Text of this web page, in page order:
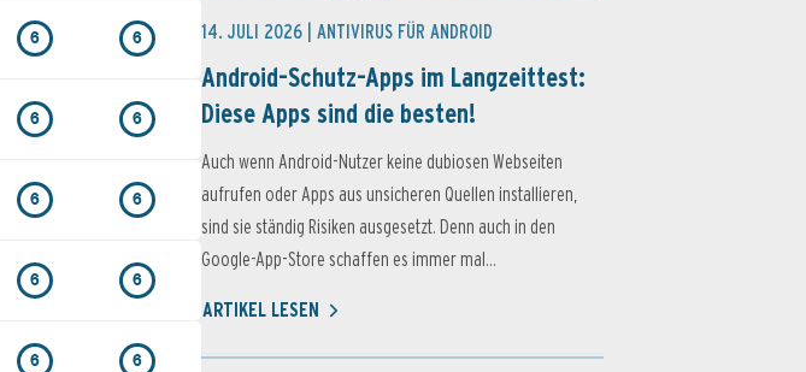
6 6
6 6
6 6
6 6
6 6
14. JULI 2026 | ANTIVIRUS FÜR ANDROID
Android-Schutz-Apps im Langzeittest:
Diese Apps sind die besten!
Auch wenn Android-Nutzer keine dubiosen Webseiten
aufrufen oder Apps aus unsicheren Quellen installieren,
sind sie ständig Risiken ausgesetzt. Denn auch in den
Google-App-Store schaffen es immer mal...
ARTIKEL LESEN